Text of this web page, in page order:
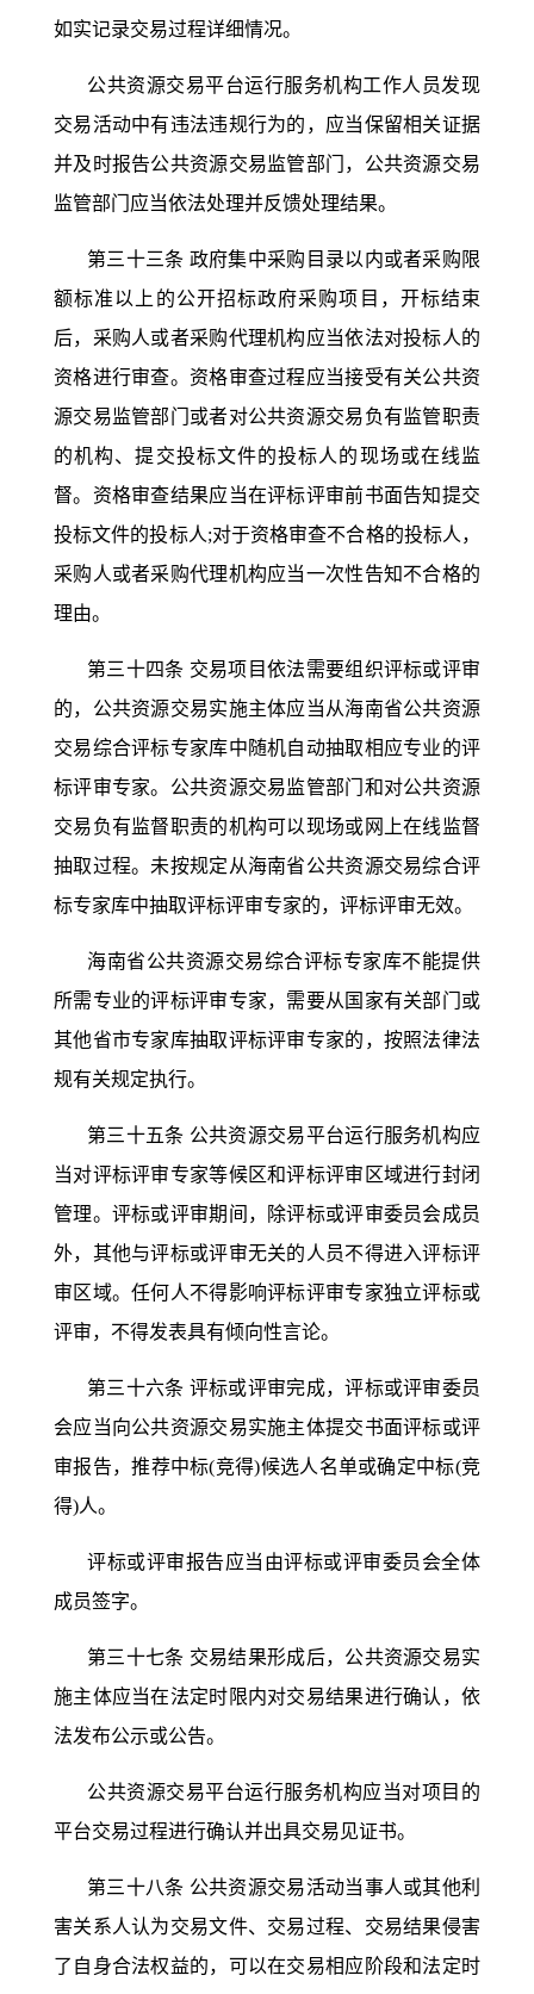
如实记录交易过程详细情况。
公共资源交易平台运行服务机构工作人员发现
交易活动中有违法违规行为的，应当保留相关证据
并及时报告公共资源交易监管部门，公共资源交易
监管部门应当依法处理并反馈处理结果。
第三十三条 政府集中采购目录以内或者采购限
额标准以上的公开招标政府采购项目，开标结束
后，采购人或者采购代理机构应当依法对投标人的
资格进行审查。资格审查过程应当接受有关公共资
源交易监管部门或者对公共资源交易负有监管职责
的机构、提交投标文件的投标人的现场或在线监
督。资格审查结果应当在评标评审前书面告知提交
投标文件的投标人;对于资格审查不合格的投标人，
采购人或者采购代理机构应当一次性告知不合格的
理由。
第三十四条 交易项目依法需要组织评标或评审
的，公共资源交易实施主体应当从海南省公共资源
交易综合评标专家库中随机自动抽取相应专业的评
标评审专家。公共资源交易监管部门和对公共资源
交易负有监督职责的机构可以现场或网上在线监督
抽取过程。未按规定从海南省公共资源交易综合评
标专家库中抽取评标评审专家的，评标评审无效。
海南省公共资源交易综合评标专家库不能提供
所需专业的评标评审专家，需要从国家有关部门或
其他省市专家库抽取评标评审专家的，按照法律法
规有关规定执行。
第三十五条 公共资源交易平台运行服务机构应
当对评标评审专家等候区和评标评审区域进行封闭
管理。评标或评审期间，除评标或评审委员会成员
外，其他与评标或评审无关的人员不得进入评标评
审区域。任何人不得影响评标评审专家独立评标或
评审，不得发表具有倾向性言论。
第三十六条 评标或评审完成，评标或评审委员
会应当向公共资源交易实施主体提交书面评标或评
审报告，推荐中标(竞得)候选人名单或确定中标(竞
得)人。
评标或评审报告应当由评标或评审委员会全体
成员签字。
第三十七条 交易结果形成后，公共资源交易实
施主体应当在法定时限内对交易结果进行确认，依
法发布公示或公告。
公共资源交易平台运行服务机构应当对项目的
平台交易过程进行确认并出具交易见证书。
第三十八条 公共资源交易活动当事人或其他利
害关系人认为交易文件、交易过程、交易结果侵害
了自身合法权益的，可以在交易相应阶段和法定时